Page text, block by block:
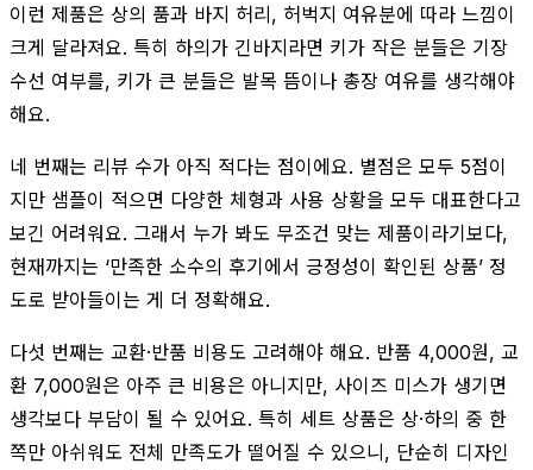
이런 제품은 상의 품과 바지 허리, 허벅지 여유분에 따라 느낌이
크게 달라져요. 특히 하의가 긴바지라면 키가 작은 분들은 기장
수선 여부를, 키가 큰 분들은 발목 뜸이나 총장 여유를 생각해야
해요.
네 번째는 리뷰 수가 아직 적다는 점이에요. 별점은 모두 5점이
지만 샘플이 적으면 다양한 체형과 사용 상황을 모두 대표한다고
보긴 어려워요. 그래서 누가 봐도 무조건 맞는 제품이라기보다,
현재까지는 ‘만족한 소수의 후기에서 긍정성이 확인된 상품’ 정
도로 받아들이는 게 더 정확해요.
다섯 번째는 교환·반품 비용도 고려해야 해요. 반품 4,000원, 교
환 7,000원은 아주 큰 비용은 아니지만, 사이즈 미스가 생기면
생각보다 부담이 될 수 있어요. 특히 세트 상품은 상·하의 중 한
쪽만 아쉬워도 전체 만족도가 떨어질 수 있으니, 단순히 디자인